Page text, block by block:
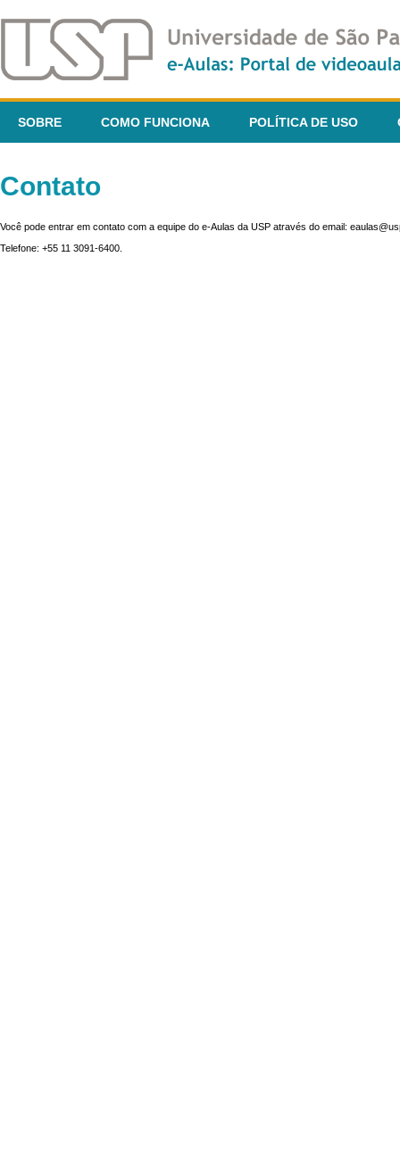
SOBRE COMO FUNCIONA POLÍTICA DE USO
Contato
Você pode entrar em contato com a equipe do e-Aulas da USP através do email:
Telefone: +55 11 3091-6400.